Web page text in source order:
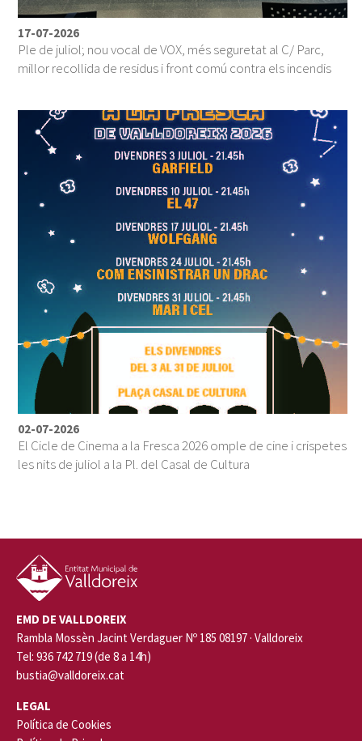
17-07-2026
Ple de juliol; nou vocal de VOX, més seguretat al C/ Parc,
millor recollida de residus i front comú contra els incendis
02-07-2026
El Cicle de Cinema a la Fresca 2026 omple de cine i crispetes
les nits de juliol a la Pl. del Casal de Cultura
EMD DE VALLDOREIX
Rambla Mossèn Jacint Verdaguer Nº 185 08197 · Valldoreix
Tel: 936 742 719 (de 8 a 14h)
bustia@valldoreix.cat
LEGAL
Política de Cookies